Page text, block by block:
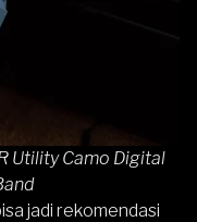
Utility Camo Digital
jadi rekomendasi